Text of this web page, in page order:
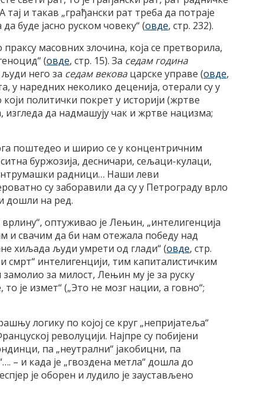
тај и такав „грађански рат треба да потраје
буде јасно руском човеку“ (овде, стр. 232).
масовних злочина, која се претворила,
(овде, стр. 15). За седам година
него за седам вековацарске управе (овде,
у наредних неколико деценија, отерали су у
политички покрет у историји (жртве
да надмашују чак и жртве нацизма;
поштедео и ширио се у концентричним
буржозија, десничари, сељаци-кулаци,
радници… Наши леви
су заборавили да су у Петрограду врло
дошли на ред.
оптуживао је Лењин, „интелигенција
и свачим да би нам отежала победу над
хиљада људи умрети од глади“ (овде, стр.
интелигенцији, тим капиталистичким
замолио за милост, Лењин му је за руску
је измет“ („Это не мозг нации, а говно“;
логику по којој се круг „непријатеља“
револуцији. Најпре су побијени
па „неутрални“ јакобицни, па
– и када је „гвоздена метла“ дошла до
је оборен и лудило је заустављено